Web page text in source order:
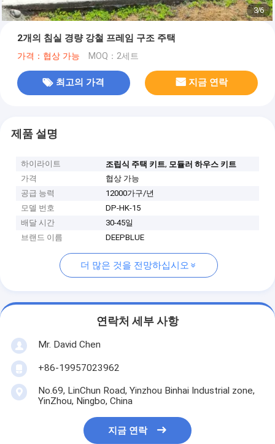
3/6
2개의 침실 경량 강철 프레임 구조 주택
가격：협상 가능 MOQ：2세트
최고의 가격 지금 연락
제품 설명
하이라이트 조립식 주택 키트, 모듈러 하우스 키트
가격
협상 가능
공급 능력
12000가구/년
모델 번호
DP-HK-15
배달 시간
30-45일
브랜드 이름
DEEPBLUE
더 많은 것을 전망하십시오
연락처 세부 사항
Mr. David Chen
+86-19957023962
No.69, LinChun Road, Yinzhou Binhai Industrial zone,
YinZhou, Ningbo, China
지금 연락